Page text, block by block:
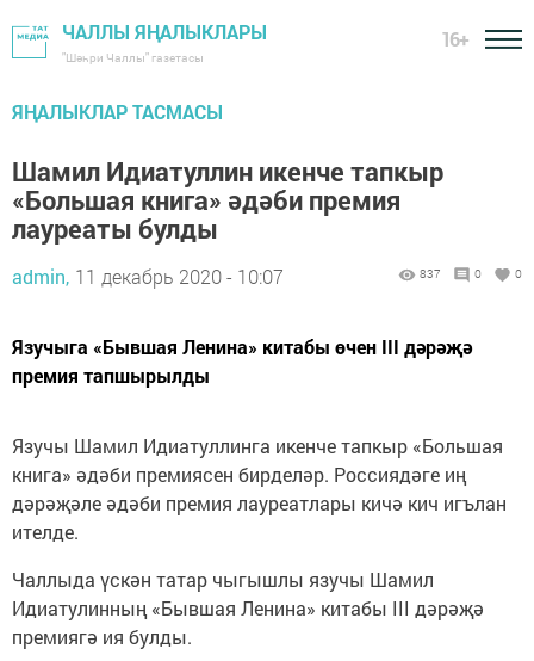
ЧАЛЛЫ ЯҢАЛЫКЛАРЫ
"Шәһри Чаллы" газетасы
16+
ЯҢАЛЫКЛАР ТАСМАСЫ
Шамил Идиатуллин икенче тапкыр
«Большая книга» әдәби премия
лауреаты булды
admin, 11 декабрь 2020 - 10:07 837 0 0
Язучыга «Бывшая Ленина» китабы өчен III дәрәҗә
премия тапшырылды
Язучы Шамил Идиатуллинга икенче тапкыр «Большая
книга» әдәби премиясен бирделәр. Россиядәге иң
дәрәҗәле әдәби премия лауреатлары кичә кич игълан
ителде.
Чаллыда үскән татар чыгышлы язучы Шамил
Идиатулинның «Бывшая Ленина» китабы III дәрәҗә
премиягә ия булды.